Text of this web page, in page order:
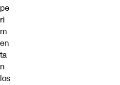
pe
ri
m
en
ta
n
los